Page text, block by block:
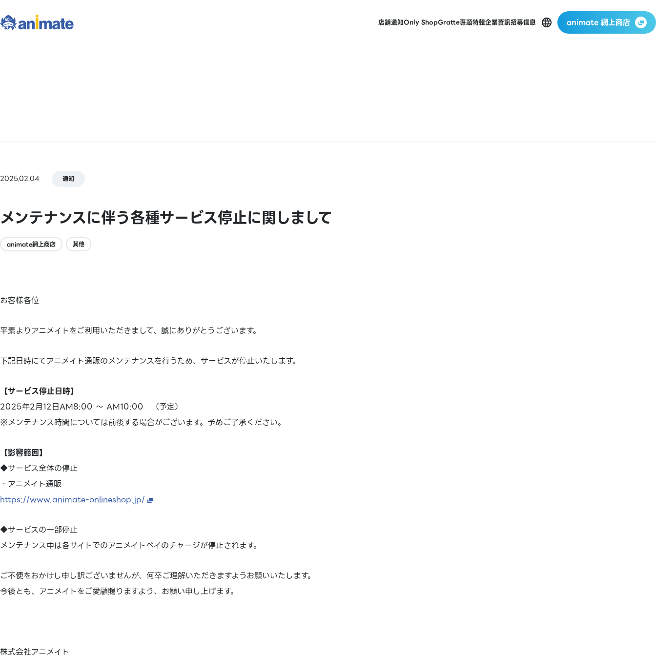
店鋪通知Only ShopGratte專題特輯企業資訊招募信息 animate 網上商店
2025.02.04 通知
メンテナンスに伴う各種サービス停止に関しまして
animate網上商店 其他
お客様各位
平素よりアニメイトをご利用いただきまして、誠にありがとうございます。
下記日時にてアニメイト通販のメンテナンスを行うため、サービスが停止いたします。
【サービス停止日時】
2025年2月12日AM8:00 ～ AM10:00 （予定）
※メンテナンス時間については前後する場合がございます。予めご了承ください。
【影響範囲】
◆サービス全体の停止
・アニメイト通販
https://www.animate-onlineshop.jp/
◆サービスの一部停止
メンテナンス中は各サイトでのアニメイトペイのチャージが停止されます。
ご不便をおかけし申し訳ございませんが、何卒ご理解いただきますようお願いいたします。
今後とも、アニメイトをご愛顧賜りますよう、お願い申し上げます。
株式会社アニメイト